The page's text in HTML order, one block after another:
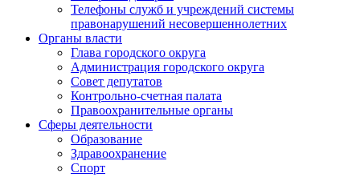
Телефоны служб и учреждений системы
правонарушений несовершеннолетних
Органы власти
Глава городского округа
Администрация городcкого округа
Совет депутатов
Контрольно-счетная палата
Правоохранительные органы
Сферы деятельности
Образование
Здравоохранение
Спорт